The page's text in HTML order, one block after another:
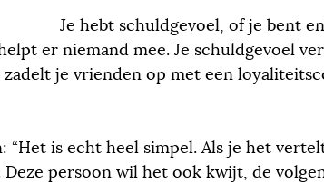
Je hebt schuldgevoel, of je bent
er niemand mee. Je schuldgevoel
zadelt je vrienden op met een
“Het is echt heel simpel. Als je het
Deze persoon wil het ook kwijt, de